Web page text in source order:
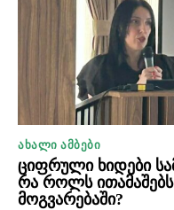
ᲐᲮᲐᲚᲘ ᲐᲛᲑᲔᲑᲘ
ციფრული ხიდები
რა როლს
მოგვარებაში?